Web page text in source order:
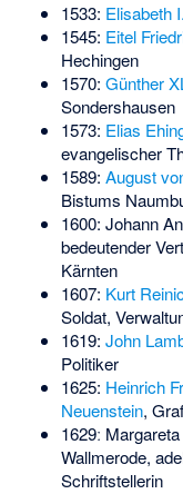
1533: Elisabeth I.
1545: Eitel
Hechingen
1570: Günther
Sondershausen
1573: Elias
evangelischer
1589: August
Bistums
1600: Johann
bedeutender
Kärnten
1607: Kurt
Soldat,
1619: John
Politiker
1625: Heinrich
Neuenstein,
1629ː
Wallmerode,
Schriftstellerin